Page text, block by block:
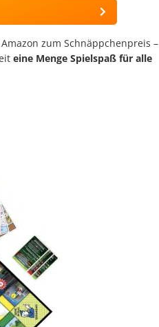
zum Schnäppchenpreis –
eine Menge Spielspaß für alle